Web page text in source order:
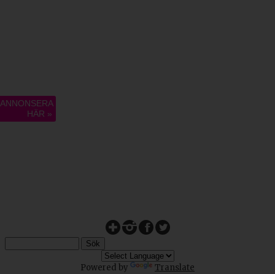
Powered by Translate
ANNONSERA
HÄR »